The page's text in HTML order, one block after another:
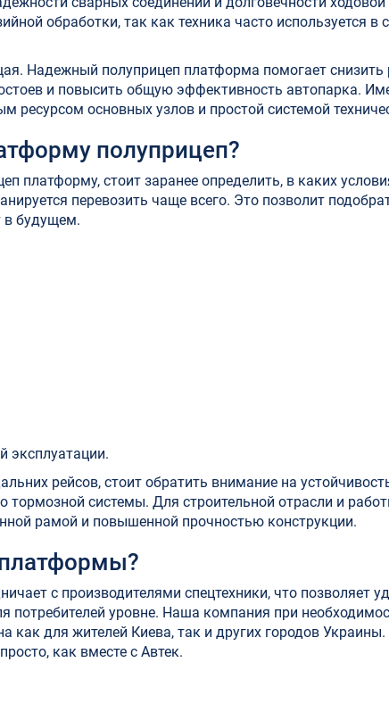
обработки, так как техника часто используется
Надежный полуприцеп платформа помогает снизить
и повысить общую эффективность автопарка.
основных узлов и простой системой
полуприцеп?
платформу, стоит заранее определить, в каких
перевозить чаще всего. Это позволит
в будущем.
эксплуатации.
рейсов, стоит обратить внимание на
тормозной системы. Для строительной отрасли и
рамой и повышенной прочностью конструкции.
с производителями спецтехники, что позволяет
потребителей уровне. Наша компания при
как для жителей Киева, так и других городов Украины.
как вместе с Автек.